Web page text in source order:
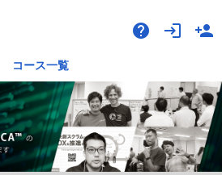
help login person_add
コース一覧